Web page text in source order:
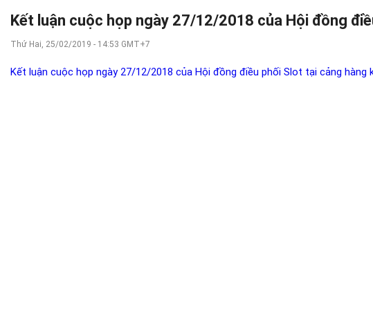
Kết luận cuộc họp ngày 27/12/2018 của Hội đồng
Thứ Hai, 25/02/2019 - 14:53 GMT+7
Kết luận cuộc họp ngày 27/12/2018 của Hội đồng điều phối Slot tại cảng hàng